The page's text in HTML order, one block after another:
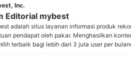
di Indonesia melalui inovasi dan
Alfitrah Hanif S.
Inc.
Editorial mybest
adalah situs layanan informasi produk
pendapat oleh pakar. Menghasilkan
terbaik bagi lebih dari 3 juta user per